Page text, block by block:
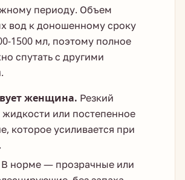
периоду. Объем
вод к доношенному сроку
1500 мл, поэтому полное
спутать с другими
женщина. Резкий
жидкости или постепенное
которое усиливается при
В норме — прозрачные или